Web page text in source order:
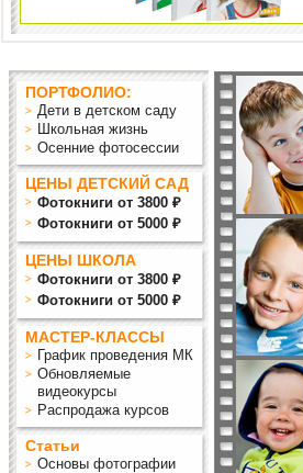
ПОРТФОЛИО:
Дети в детском саду
Школьная жизнь
Осенние фотосессии
ЦЕНЫ ДЕТСКИЙ САД
Фотокниги от 3800 ₽
Фотокниги от 5000 ₽
ЦЕНЫ ШКОЛА
Фотокниги от 3800 ₽
Фотокниги от 5000 ₽
МАСТЕР-КЛАССЫ
График проведения МК
Обновляемые
видеокурсы
Распродажа курсов
Статьи
Основы фотографии